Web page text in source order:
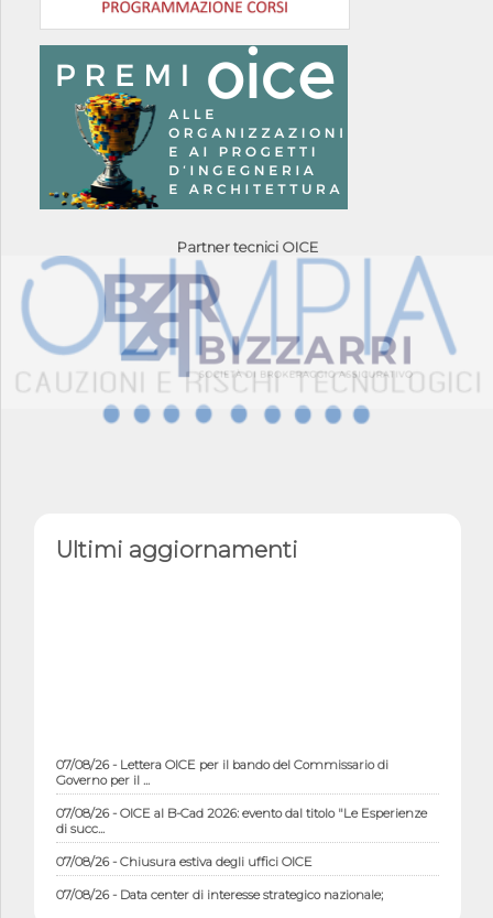
Partner tecnici OICE
Ultimi aggiornamenti
07/08/26 - Lettera OICE per il bando del Commissario di
Governo per il ...
07/08/26 - OICE al B-Cad 2026: evento dal titolo "Le Esperienze
di succ...
07/08/26 - Chiusura estiva degli uffici OICE
07/08/26 - Data center di interesse strategico nazionale;
interventi pe...